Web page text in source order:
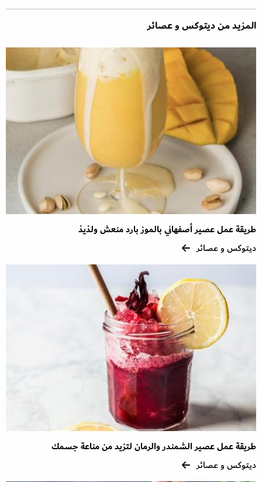
المزيد من ديتوكس و عصائر
طريقة عمل عصير أصفهاني بالموز بارد منعش ولذيذ
ديتوكس و عصائر
طريقة عمل عصير الشمندر والرمان لتزيد من مناعة جسمك
ديتوكس و عصائر